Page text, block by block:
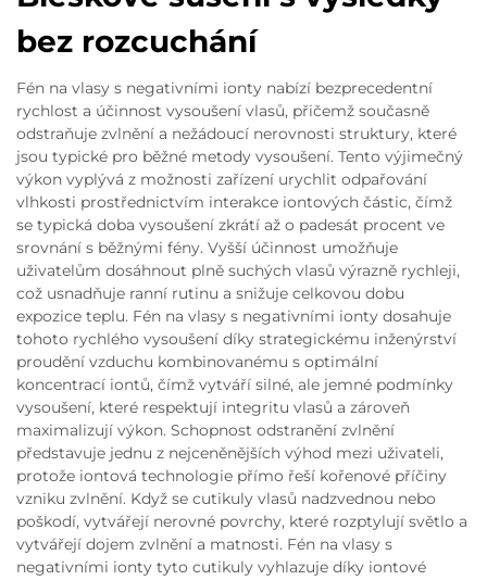
bez rozcuchání
Fén na vlasy s negativními ionty nabízí bezprecedentní
rychlost a účinnost vysoušení vlasů, přičemž současně
odstraňuje zvlnění a nežádoucí nerovnosti struktury, které
jsou typické pro běžné metody vysoušení. Tento výjimečný
výkon vyplývá z možnosti zařízení urychlit odpařování
vlhkosti prostřednictvím interakce iontových částic, čímž
se typická doba vysoušení zkrátí až o padesát procent ve
srovnání s běžnými fény. Vyšší účinnost umožňuje
uživatelům dosáhnout plně suchých vlasů výrazně rychleji,
což usnadňuje ranní rutinu a snižuje celkovou dobu
expozice teplu. Fén na vlasy s negativními ionty dosahuje
tohoto rychlého vysoušení díky strategickému inženýrství
proudění vzduchu kombinovanému s optimální
koncentrací iontů, čímž vytváří silné, ale jemné podmínky
vysoušení, které respektují integritu vlasů a zároveň
maximalizují výkon. Schopnost odstranění zvlnění
představuje jednu z nejceněnějších výhod mezi uživateli,
protože iontová technologie přímo řeší kořenové příčiny
vzniku zvlnění. Když se cutikuly vlasů nadzvednou nebo
poškodí, vytvářejí nerovné povrchy, které rozptylují světlo a
vytvářejí dojem zvlnění a matnosti. Fén na vlasy s
negativními ionty tyto cutikuly vyhlazuje díky iontové